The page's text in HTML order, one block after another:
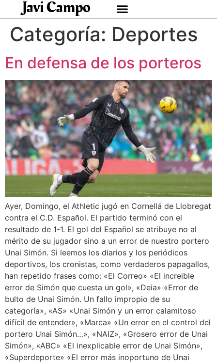
Javi Campo
Categoría: Deportes
En defensa de los porteros
Ayer, Domingo, el Athletic jugó en Cornellá de Llobregat
contra el C.D. Español. El partido terminó con el
resultado de 1-1. El gol del Español se atribuye no al
mérito de su jugador sino a un error de nuestro portero
Unai Simón. Si leemos los diarios y los periódicos
deportivos, los cronistas, como verdaderos papagallos,
han repetido frases como: «El Correo» «El increible
error de Simón que cuesta un gol», «Deia» «Error de
bulto de Unai Simón. Un fallo impropio de su
categoría», «AS» «Unai Simón y un error calamitoso
difícil de entender», «Marca» «Un error en el control del
portero Unai Simón…», «NAIZ», «Grosero error de Unai
Simón», «ABC» «El inexplicable error de Unai Simón»,
«Superdeporte» «El error más inoportuno de Unai